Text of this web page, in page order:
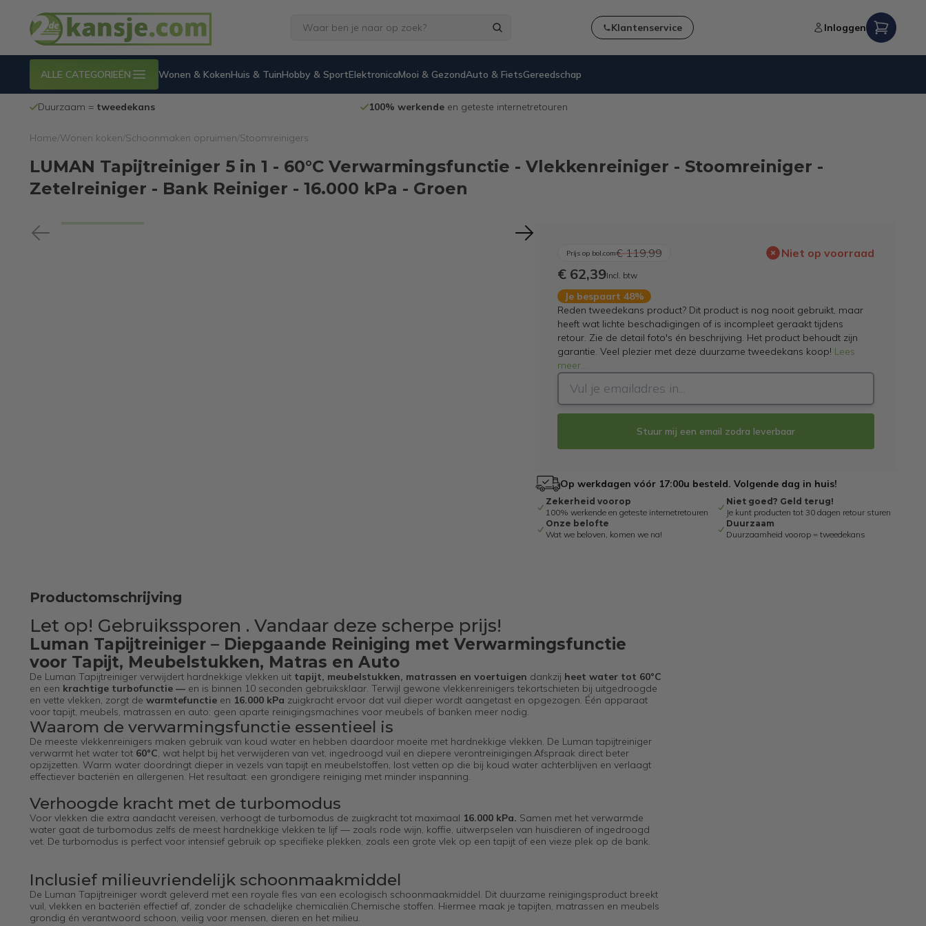
Klantenservice Inloggen
ALLE CATEGORIEËN Wonen & KokenHuis & TuinHobby & SportElektronicaMooi & GezondAuto & FietsGereedschap
100% werkendeen geteste internetretouren Niet goed,geld terug-garantie
Home Wonen koken Schoonmaken opruimen Stoomreinigers
LUMAN Tapijtreiniger 5 in 1 - 60°C Verwarmingsfunctie - Vlekkenreiniger - Stoomreiniger -
Zetelreiniger - Bank Reiniger - 16.000 kPa - Groen
Prijs op bol.com€ 119,99 Niet op voorraad
€ 62,39Incl. btw
Je bespaart 48%
Reden tweedekans product? Dit product is nog nooit gebruikt, maar
heeft wat lichte beschadigingen of is incompleet geraakt tijdens
retour. Zie de detail foto's én beschrijving. Het product behoudt zijn
garantie. Veel plezier met deze duurzame tweedekans koop! Lees
meer...
Stuur mij een email zodra leverbaar
Op werkdagen vóór 17:00u besteld. Volgende dag in huis!
Zekerheid voorop
100% werkende en geteste internetretouren
Niet goed? Geld terug!
Je kunt producten tot 30 dagen retour sturen
Onze belofte
Wat we beloven, komen we na!
Duurzaam
Duurzaamheid voorop = tweedekans
Productomschrijving
Let op! Gebruikssporen . Vandaar deze scherpe prijs!
Luman Tapijtreiniger – Diepgaande Reiniging met Verwarmingsfunctie
voor Tapijt, Meubelstukken, Matras en Auto
De Luman Tapijtreiniger verwijdert hardnekkige vlekken uit tapijt, meubelstukken, matrassen en voertuigen dankzij heet water tot 60°C
en een krachtige turbofunctie — en is binnen 10 seconden gebruiksklaar. Terwijl gewone vlekkenreinigers tekortschieten bij uitgedroogde
en vette vlekken, zorgt de warmtefunctie en 16.000 kPa zuigkracht ervoor dat vuil dieper wordt aangetast en opgezogen. Één apparaat
voor tapijt, meubels, matrassen en auto: geen aparte reinigingsmachines voor meubels of banken meer nodig.
Waarom de verwarmingsfunctie essentieel is
De meeste vlekkenreinigers maken gebruik van koud water en hebben daardoor moeite met hardnekkige vlekken. De Luman tapijtreiniger
verwarmt het water tot 60°C, wat helpt bij het verwijderen van vet, ingedroogd vuil en diepere verontreinigingen.Afspraak direct beter
opzijzetten. Warm water doordringt dieper in vezels van tapijt en meubelstoffen, lost vetten op die bij koud water achterblijven en verlaagt
effectiever bacteriën en allergenen. Het resultaat: een grondigere reiniging met minder inspanning.
Verhoogde kracht met de turbomodus
Voor vlekken die extra aandacht vereisen, verhoogt de turbomodus de zuigkracht tot maximaal 16.000 kPa. Samen met het verwarmde
water gaat de turbomodus zelfs de meest hardnekkige vlekken te lijf — zoals rode wijn, koffie, uitwerpselen van huisdieren of ingedroogd
vet. De turbomodus is perfect voor intensief gebruik op specifieke plekken, zoals een grote vlek op een tapijt of een vieze plek op de bank.
Inclusief milieuvriendelijk schoonmaakmiddel
De Luman Tapijtreiniger wordt geleverd met een royale fles van een ecologisch schoonmaakmiddel. Dit duurzame reinigingsproduct breekt
vuil, vlekken en bacteriën effectief af, zonder de schadelijke chemicaliën.Chemische stoffen. Hiermee maak je tapijten, matrassen en meubels
grondig én verantwoord schoon, veilig voor mensen, dieren en het milieu.